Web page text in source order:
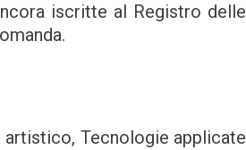
iscritte al Registro delle
Tecnologie applicate